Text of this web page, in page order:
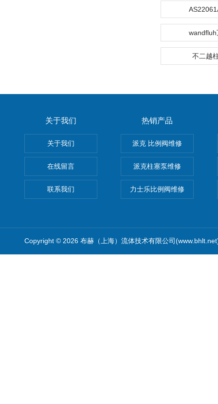
wandfluh
不二越
关于我们
关于我们
在线留言
联系我们
热销产品
派克 比例阀维修
派克柱塞泵维修
力士乐比例阀维修
Copyright © 2026 布赫（上海）流体技术有限公司